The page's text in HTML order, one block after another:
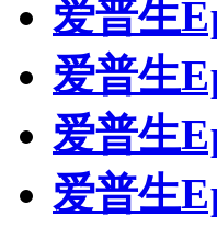
爱普生
爱普生
爱普生
爱普生